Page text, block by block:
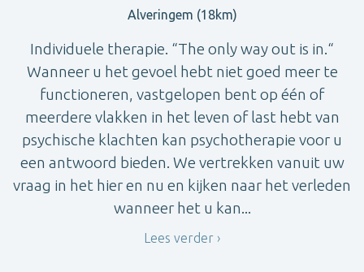
Alveringem (18km)
Individuele therapie. “The only way out is in.“
Wanneer u het gevoel hebt niet goed meer te
functioneren, vastgelopen bent op één of
meerdere vlakken in het leven of last hebt van
psychische klachten kan psychotherapie voor u
een antwoord bieden. We vertrekken vanuit uw
vraag in het hier en nu en kijken naar het verleden
wanneer het u kan...
Lees verder